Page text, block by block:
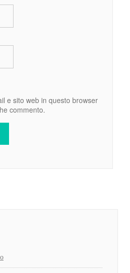
e sito web in questo browser
commento.